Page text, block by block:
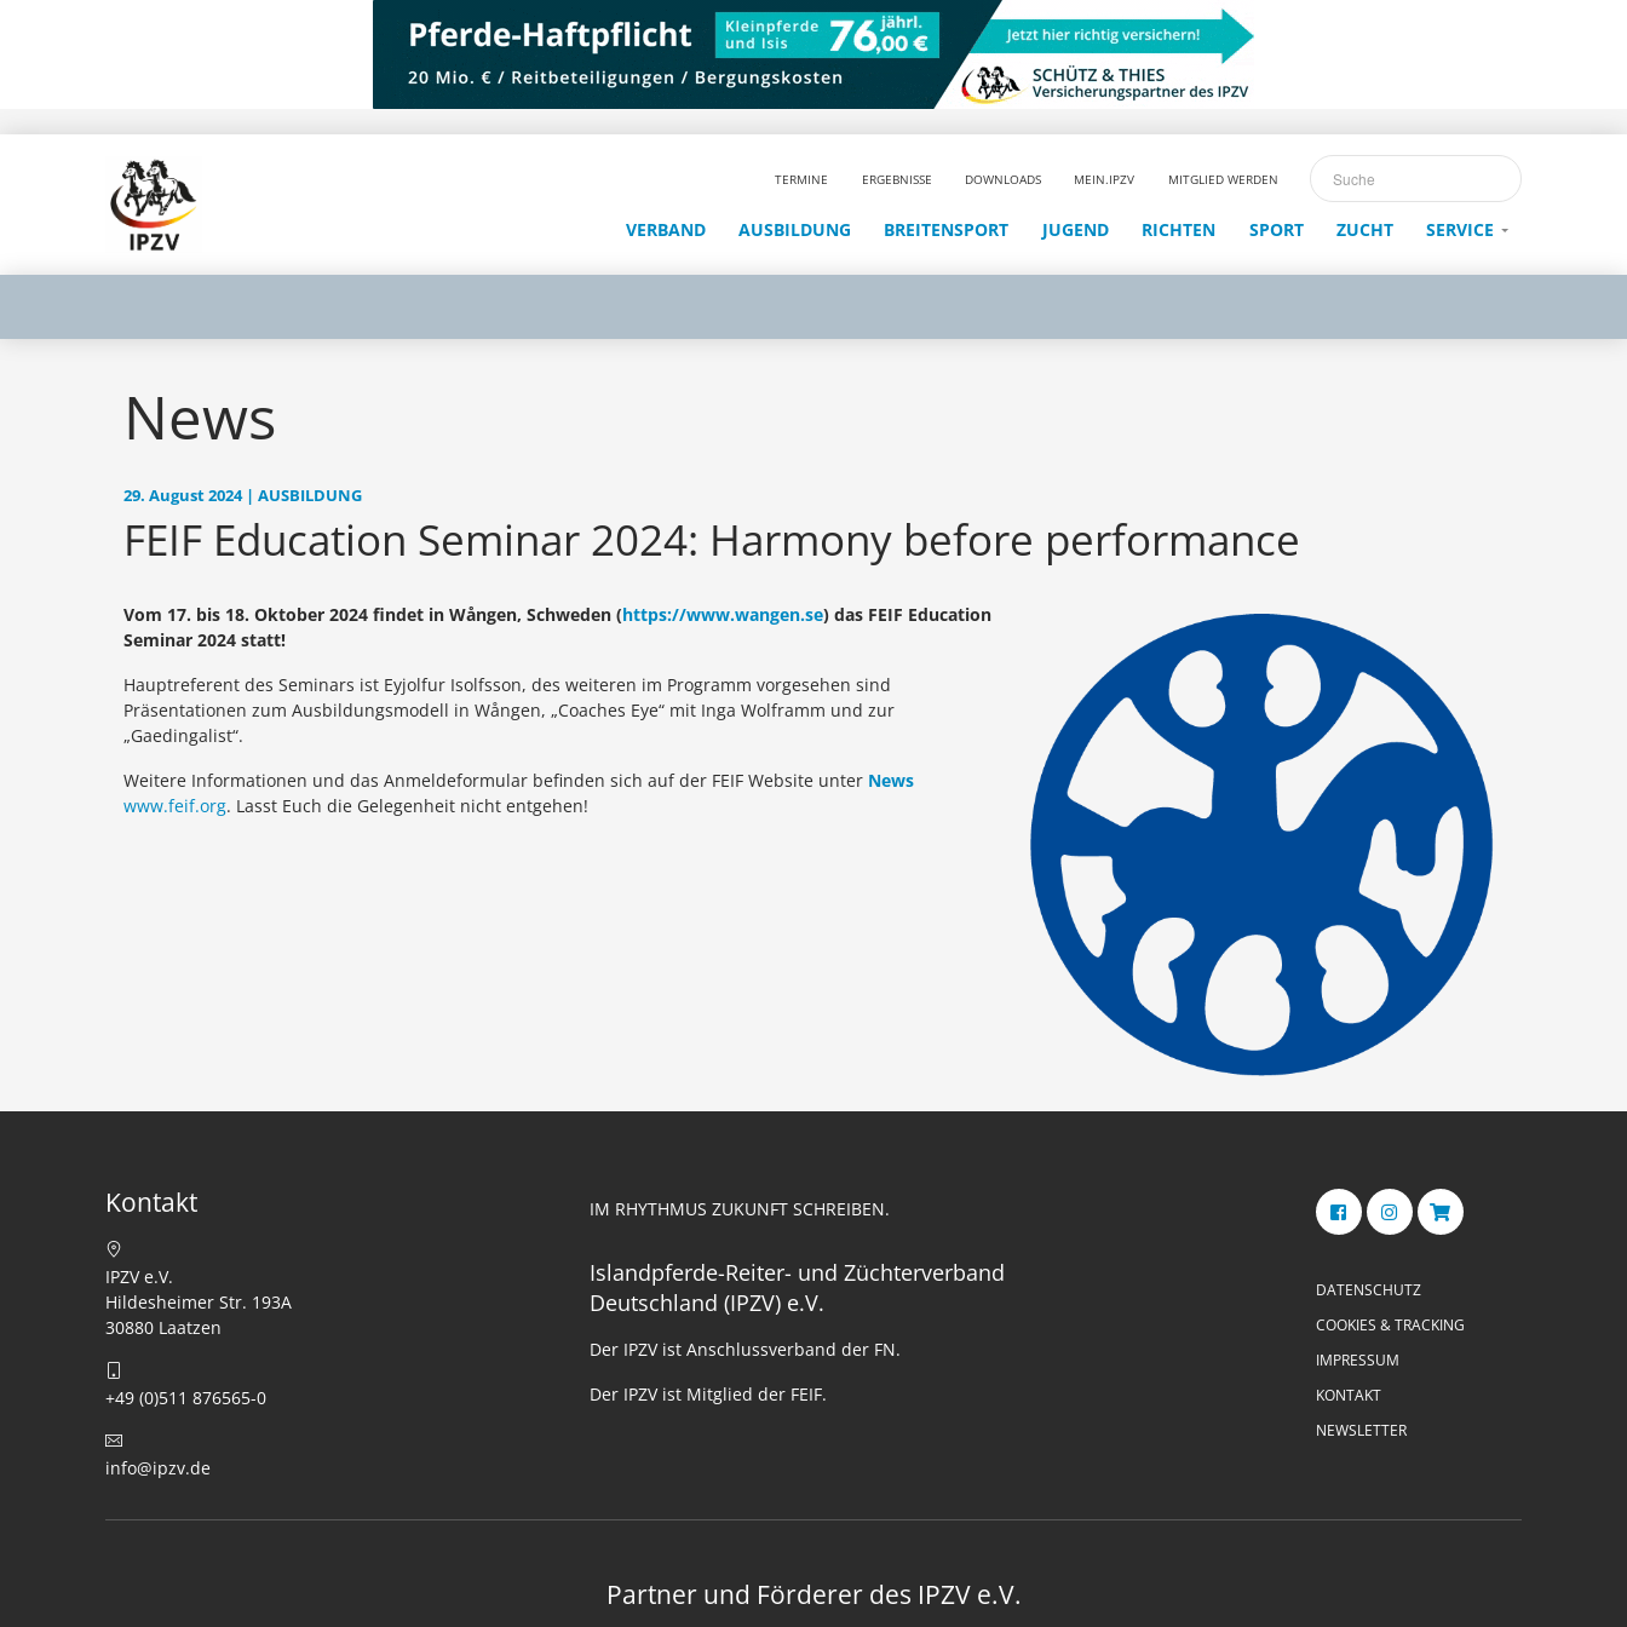
TERMINE ERGEBNISSE DOWNLOADS MEIN.IPZV MITGLIED WERDEN
VERBAND AUSBILDUNG BREITENSPORT JUGEND RICHTEN SPORT ZUCHT SERVICE
News
29. August 2024 | AUSBILDUNG
FEIF Education Seminar 2024: Harmony before performance
Vom 17. bis 18. Oktober 2024 findet in Wången, Schweden (https://www.wangen.se) das FEIF Education
Seminar 2024 statt!
Hauptreferent des Seminars ist Eyjolfur Isolfsson, des weiteren im Programm vorgesehen sind
Präsentationen zum Ausbildungsmodell in Wången, „Coaches Eye“ mit Inga Wolframm und zur
„Gaedingalist“.
Weitere Informationen und das Anmeldeformular befinden sich auf der FEIF Website unter News
www.feif.org. Lasst Euch die Gelegenheit nicht entgehen!
Kontakt
IPZV e.V.
Hildesheimer Str. 193A
30880 Laatzen
+49 (0)511 876565-0
info@ipzv.de
IM RHYTHMUS ZUKUNFT SCHREIBEN.
Islandpferde-Reiter- und Züchterverband
Deutschland (IPZV) e.V.
Der IPZV ist Anschlussverband der FN.
Der IPZV ist Mitglied der FEIF.
DATENSCHUTZ
COOKIES & TRACKING
IMPRESSUM
KONTAKT
NEWSLETTER
Partner und Förderer des IPZV e.V.